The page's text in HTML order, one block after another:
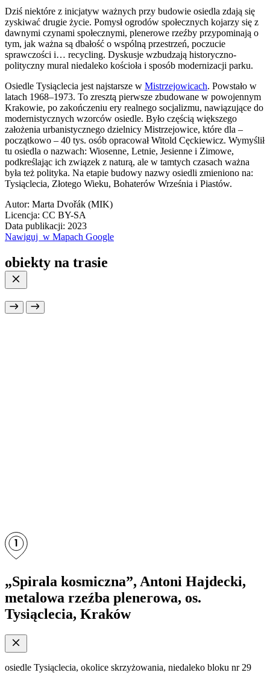
Dziś niektóre z inicjatyw ważnych przy budowie osiedla zdają się
zyskiwać drugie życie. Pomysł ogrodów społecznych kojarzy się z
dawnymi czynami społecznymi, plenerowe rzeźby przypominają o
tym, jak ważna są dbałość o wspólną przestrzeń, poczucie
sprawczości i… recycling. Dyskusje wzbudzają historyczno-
polityczny mural niedaleko kościoła i sposób modernizacji parku.
Osiedle Tysiąclecia jest najstarsze w Mistrzejowicach. Powstało w
latach 1968–1973. To zresztą pierwsze zbudowane w powojennym
Krakowie, po zakończeniu ery realnego socjalizmu, nawiązujące do
modernistycznych wzorców osiedle. Było częścią większego
założenia urbanistycznego dzielnicy Mistrzejowice, które dla –
początkowo – 40 tys. osób opracował Witold Cęckiewicz. Wymyślił
tu osiedla o nazwach: Wiosenne, Letnie, Jesienne i Zimowe,
podkreślając ich związek z naturą, ale w tamtych czasach ważna
była też polityka. Na etapie budowy nazwy osiedli zmieniono na:
Tysiąclecia, Złotego Wieku, Bohaterów Września i Piastów.
Autor: Marta Dvořák (MIK)
Licencja: CC BY-SA
Data publikacji: 2023
Nawiguj w Mapach Google
obiekty na trasie
1
„Spirala kosmiczna”, Antoni Hajdecki,
metalowa rzeźba plenerowa, os.
Tysiąclecia, Kraków
osiedle Tysiąclecia, okolice skrzyżowania, niedaleko bloku nr 29